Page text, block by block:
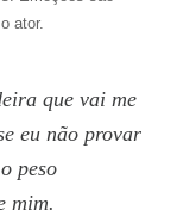
ator.
que vai me
eu não provar
peso
mim.